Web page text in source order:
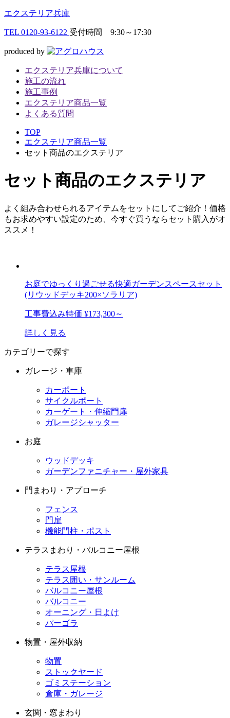
エクステリア兵庫
TEL 0120-93-6122 受付時間 9:30～17:30
produced by
エクステリア兵庫について
施工の流れ
施工事例
エクステリア商品一覧
よくある質問
TOP
エクステリア商品一覧
セット商品のエクステリア
セット商品のエクステリア
よく組み合わせられるアイテムをセットにしてご紹介！価格
もお求めやすい設定のため、今すぐ買うならセット購入がオ
ススメ！
お庭でゆっくり過ごせる快適ガーデンスペースセット
(リウッドデッキ200×ソラリア)
工事費込み特価 ¥173,300～
詳しく見る
カテゴリーで探す
ガレージ・車庫
カーポート
サイクルポート
カーゲート・伸縮門扉
ガレージシャッター
お庭
ウッドデッキ
ガーデンファニチャー・屋外家具
門まわり・アプローチ
フェンス
門扉
機能門柱・ポスト
テラスまわり・バルコニー屋根
テラス屋根
テラス囲い・サンルーム
バルコニー屋根
バルコニー
オーニング・日よけ
パーゴラ
物置・屋外収納
物置
ストックヤード
ゴミステーション
倉庫・ガレージ
玄関・窓まわり